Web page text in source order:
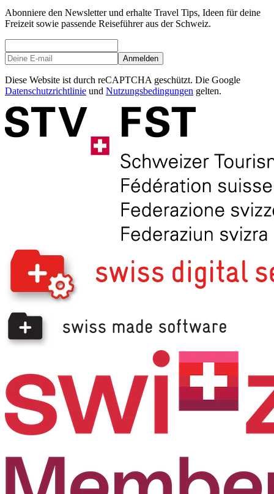
Abonniere den Newsletter und erhalte Travel Tips, Ideen für deine
Freizeit sowie passende Reiseführer aus der Schweiz.
Anmelden
Diese Website ist durch reCAPTCHA geschützt. Die Google
Datenschutzrichtlinie und Nutzungsbedingungen gelten.